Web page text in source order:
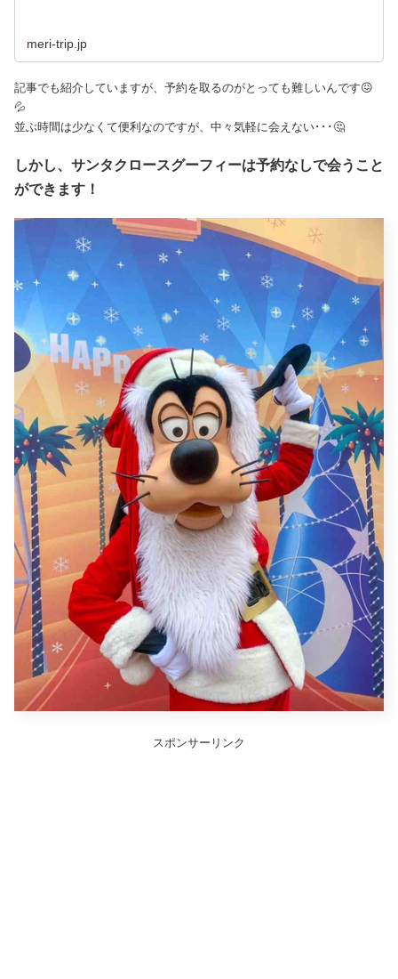
meri-trip.jp
記事でも紹介していますが、予約を取るのがとっても難しいんです😖
💦
並ぶ時間は少なくて便利なのですが、中々気軽に会えない･･･🤔
しかし、サンタクロースグーフィーは予約なしで会うこと
ができます！
スポンサーリンク